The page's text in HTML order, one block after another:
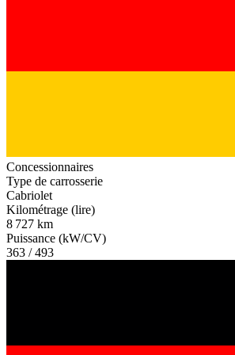
Concessionnaires
Type de carrosserie
Cabriolet
Kilométrage (lire)
8 727 km
Puissance (kW/CV)
363 / 493